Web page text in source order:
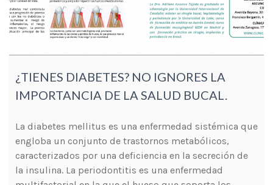
¿TIENES DIABETES? NO IGNORES LA
IMPORTANCIA DE LA SALUD BUCAL.
La diabetes mellitus es una enfermedad sistémica que
engloba un conjunto de trastornos metabólicos,
caracterizados por una deficiencia en la secreción de
la insulina. La periodontitis es una enfermedad
multifactorial en la que el hueso que soporta los